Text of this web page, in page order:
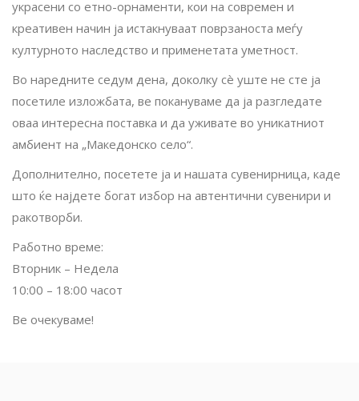
украсени со етно-орнаменти, кои на современ и
креативен начин ја истакнуваат поврзаноста меѓу
културното наследство и применетата уметност.
Во наредните седум дена, доколку сè уште не сте ја
посетиле изложбата, ве покануваме да ја разгледате
оваа интересна поставка и да уживате во уникатниот
амбиент на „Македонско село“.
Дополнително, посетете ја и нашата сувенирница, каде
што ќе најдете богат избор на автентични сувенири и
ракотворби.
Работно време:
Вторник – Недела
10:00 – 18:00 часот
Ве очекуваме!